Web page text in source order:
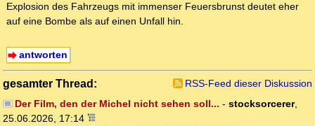
Explosion des Fahrzeugs mit immenser Feuersbrunst deutet eher
auf eine Bombe als auf einen Unfall hin.
antworten
gesamter Thread:
RSS-Feed dieser Diskussion
Der Film, den der Michel nicht sehen soll... - stocksorcerer,
25.06.2026, 17:14